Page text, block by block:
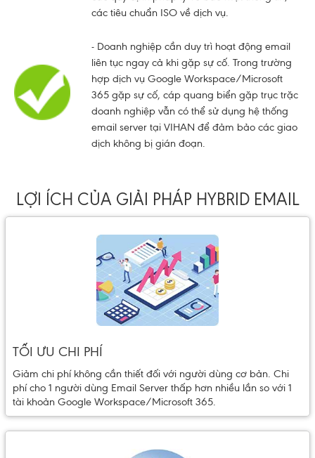
các tiêu chuẩn ISO về dịch vụ.
- Doanh nghiệp cần duy trì hoạt động email
liên tục ngay cả khi gặp sự cố. Trong trường
hợp dịch vụ Google Workspace/Microsoft
365 gặp sự cố, cáp quang biển gặp trục trặc
doanh nghiệp vẫn có thể sử dụng hệ thống
email server tại VIHAN để đảm bảo các giao
dịch không bị gián đoạn.
LỢI ÍCH CỦA GIẢI PHÁP HYBRID EMAIL
TỐI ƯU CHI PHÍ
Giảm chi phí không cần thiết đối với người dùng cơ bản. Chi
phí cho 1 người dùng Email Server thấp hơn nhiều lần so với 1
tài khoản Google Workspace/Microsoft 365.